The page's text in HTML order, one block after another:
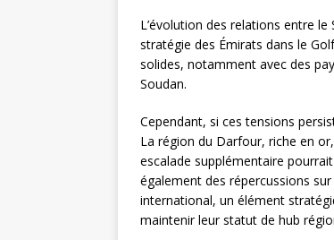
L’évolution des relations entre
stratégie des Émirats dans le
solides, notamment avec des
Soudan.
Cependant, si ces tensions
La région du Darfour, riche en
escalade supplémentaire
également des répercussions sur
international, un élément
maintenir leur statut de hub